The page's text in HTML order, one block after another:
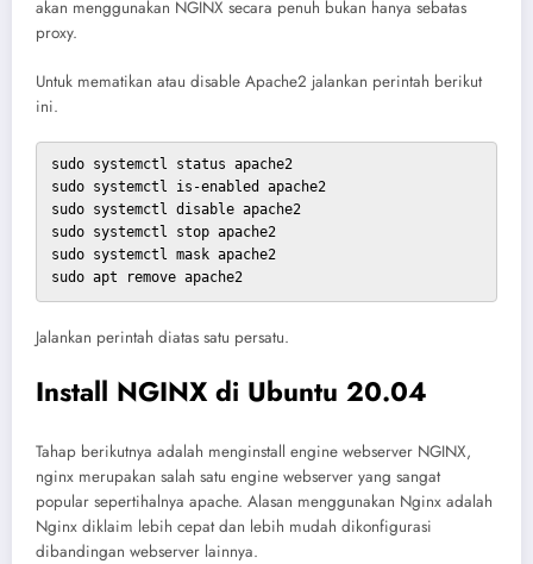
akan menggunakan NGINX secara penuh bukan hanya sebatas
proxy.
Untuk mematikan atau disable Apache2 jalankan perintah berikut
ini.
sudo systemctl status apache2
sudo systemctl is-enabled apache2
sudo systemctl disable apache2
sudo systemctl stop apache2
sudo systemctl mask apache2
sudo apt remove apache2
Jalankan perintah diatas satu persatu.
Install NGINX di Ubuntu 20.04
Tahap berikutnya adalah menginstall engine webserver NGINX,
nginx merupakan salah satu engine webserver yang sangat
popular sepertihalnya apache. Alasan menggunakan Nginx adalah
Nginx diklaim lebih cepat dan lebih mudah dikonfigurasi
dibandingan webserver lainnya.